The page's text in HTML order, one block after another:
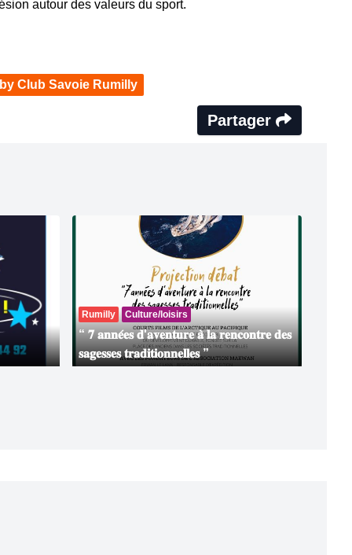
autour des valeurs du sport.
Club Savoie Rumilly
Partager
Rumilly Culture/loisirs
“ 𝟕 𝐚𝐧𝐧𝐞́𝐞𝐬 𝐝'𝐚𝐯𝐞𝐧𝐭𝐮𝐫𝐞 𝐚̀ 𝐥𝐚 𝐫𝐞𝐧𝐜𝐨𝐧𝐭𝐫𝐞 𝐝𝐞𝐬
𝐬𝐚𝐠𝐞𝐬𝐬𝐞𝐬 𝐭𝐫𝐚𝐝𝐢𝐭𝐢𝐨𝐧𝐧𝐞𝐥𝐥𝐞𝐬 ”